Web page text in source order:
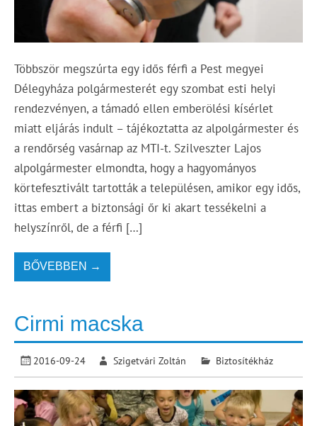
Többször megszúrta egy idős férfi a Pest megyei
Délegyháza polgármesterét egy szombat esti helyi
rendezvényen, a támadó ellen emberölési kísérlet
miatt eljárás indult – tájékoztatta az alpolgármester és
a rendőrség vasárnap az MTI-t. Szilveszter Lajos
alpolgármester elmondta, hogy a hagyományos
körtefesztivált tartották a településen, amikor egy idős,
ittas embert a biztonsági őr ki akart tessékelni a
helyszínről, de a férfi […]
BŐVEBBEN →
Cirmi macska
2016-09-24 Szigetvári Zoltán Biztosítékház